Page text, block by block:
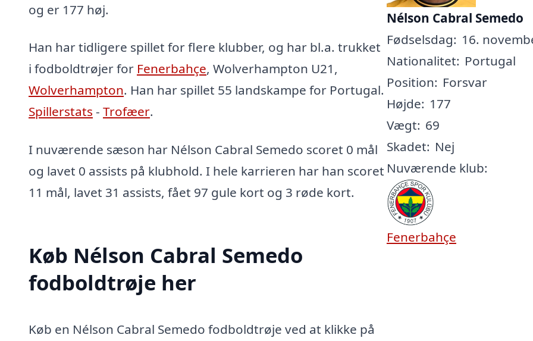
og er 177 høj.
Han har tidligere spillet for flere klubber, og har bl.a. trukket
i fodboldtrøjer for Fenerbahçe, Wolverhampton U21,
Wolverhampton. Han har spillet 55 landskampe for Portugal.
Spillerstats - Trofæer.
I nuværende sæson har Nélson Cabral Semedo scoret 0 mål
og lavet 0 assists på klubhold. I hele karrieren har han scoret
11 mål, lavet 31 assists, fået 97 gule kort og 3 røde kort.
Køb Nélson Cabral Semedo
fodboldtrøje her
Køb en Nélson Cabral Semedo fodboldtrøje ved at klikke på
Nélson Cabral Semedo
Fødselsdag: 16.
Nationalitet: Portugal
Position: Forsvar
Højde: 177
Vægt: 69
Skadet: Nej
Nuværende klub:
Fenerbahçe